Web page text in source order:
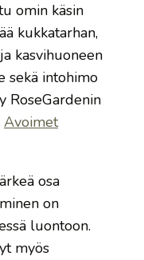
omin käsin
kukkatarhan,
kasvihuoneen
sekä intohimo
RoseGardenin
Avoimet
osa
on
luontoon.
myös